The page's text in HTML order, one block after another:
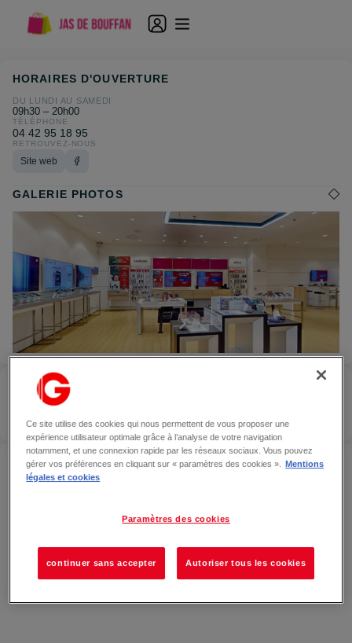
ESPACE SFR
PROVENCE
OUVERT
ACCÉDER À ESPACE SFR — AIX-EN-PROVENCE
HORAIRES D'OUVERTURE
DU LUNDI AU SAMEDI
09h30 – 20h00
TÉLÉPHONE
04 42 95 18 95
RETROUVEZ-NOUS
Site web
GALERIE PHOTOS
Ce site utilise des cookies qui nous permettent de vous proposer une
expérience utilisateur optimale grâce à l’analyse de votre navigation
notamment, et une connexion rapide par les réseaux sociaux. Vous pouvez
gérer vos préférences en cliquant sur « paramètres des cookies ».
Mentions
légales et cookies
Paramètres des cookies
continuer sans accepter Autoriser tous les cookies